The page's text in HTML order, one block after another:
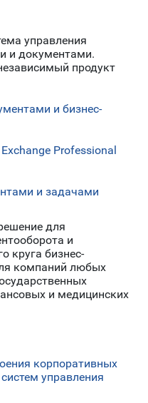
управления
и документами.
продукт
и бизнес-
Professional
и задачами
для
и
круга бизнес-
компаний любых
и медицинских
корпоративных
управления